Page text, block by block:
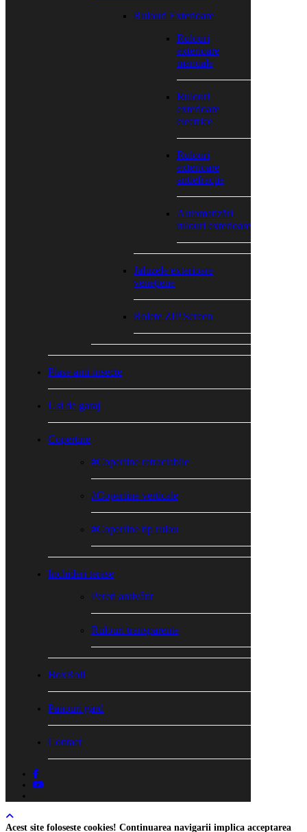
Rulouri Exterioare
Rulouri
exterioare
manuale
Rulouri
exterioare
electrice
Rulouri
exterioare
antiefracție
Automatizări
rulouri exterioare
Jaluzele exterioare
venețiene
Rolete ZIP Screen
Plase anti-insecte
Usi de garaj
Copertine
#Copertine retractabile
#Copertine verticale
#Copertine tip rulou
Inchideri terase
Pereți antivânt
Rulouri transparente
BoxRoll
Panouri gard
Contact
facebook
youtube
Acest site foloseste cookies! Continuarea navigarii implica acceptarea